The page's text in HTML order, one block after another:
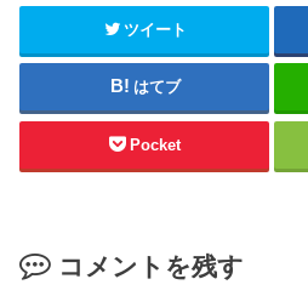
ツイート
はてブ
Pocket
コメントを残す